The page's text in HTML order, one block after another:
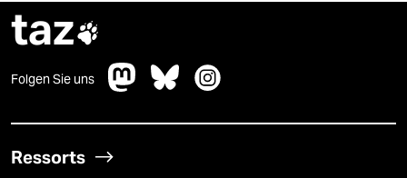
taz
Folgen Sie uns
Ressorts